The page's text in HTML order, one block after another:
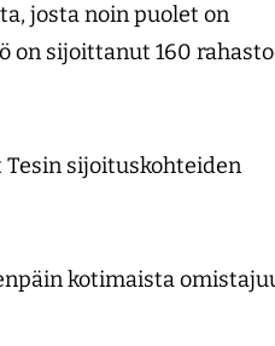
josta noin puolet on
on sijoittanut 160
sijoituskohteiden
kotimaista